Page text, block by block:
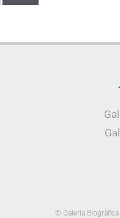
© Galeria